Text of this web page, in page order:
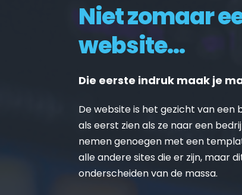
Niet zomaar
website...
Die eerste indruk maak je
De website is het gezicht van een
als eerst zien als ze naar een
nemen genoegen met een
alle andere sites die er zijn, maar
onderscheiden van de massa.